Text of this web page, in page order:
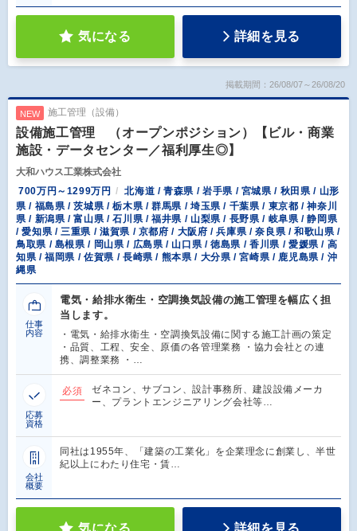
気になる 詳細を見る
掲載期間：26/08/07～26/08/20
NEW 施工管理（設備）
設備施工管理 （オープンポジション）【ビル・商業
施設・データセンター／福利厚生◎】
大和ハウス工業株式会社
700万円～1299万円
北海道 / 青森県 / 岩手県 / 宮城県 / 秋田県 / 山形
県 / 福島県 / 茨城県 / 栃木県 / 群馬県 / 埼玉県 / 千葉県 / 東京都 / 神奈川
県 / 新潟県 / 富山県 / 石川県 / 福井県 / 山梨県 / 長野県 / 岐阜県 / 静岡県
/ 愛知県 / 三重県 / 滋賀県 / 京都府 / 大阪府 / 兵庫県 / 奈良県 / 和歌山県 /
鳥取県 / 島根県 / 岡山県 / 広島県 / 山口県 / 徳島県 / 香川県 / 愛媛県 / 高
知県 / 福岡県 / 佐賀県 / 長崎県 / 熊本県 / 大分県 / 宮崎県 / 鹿児島県 / 沖
縄県
仕事
内容
電気・給排水衛生・空調換気設備の施工管理を幅広く担
当します。
・電気・給排水衛生・空調換気設備に関する施工計画の策定
・品質、工程、安全、原価の各管理業務 ・協力会社との連
携、調整業務 ・…
応募
資格
必須
ゼネコン、サブコン、設計事務所、建設設備メーカ
ー、プラントエンジニアリング会社等…
会社
概要
同社は1955年、「建築の工業化」を企業理念に創業し、半世
紀以上にわたり住宅・賃…
気になる 詳細を見る